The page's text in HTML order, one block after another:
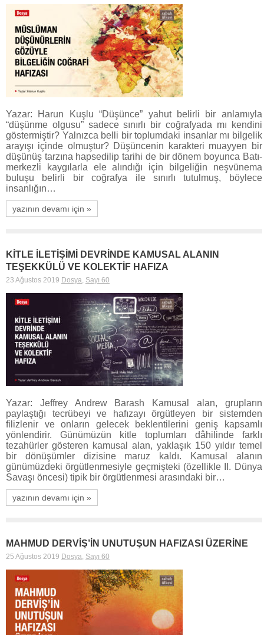
Yazar: Harun Kuşlu “Düşünce” yahut belirli bir anlamıyla
“düşünme olgusu” sadece sınırlı bir coğrafyada mı kendini
göstermiştir? Yalnızca belli bir toplumdaki insanlar mı bilgelik
arayışı içinde olmuştur? Düşüncenin karakteri muayyen bir
düşünüş tarzına hapsedilip tarihi de bir dönem boyunca Batı-
merkezli kaygılarla ele alındığı için bilgeliğin neşvünema
buluşu belirli bir coğrafya ile sınırlı tutulmuş, böylece
insanlığın…
yazının devamı için »
KİTLE İLETİŞİMİ DEVRİNDE KAMUSAL ALANIN
TEŞEKKÜLÜ VE KOLEKTİF HAFIZA
23 Ağustos 2019 Dosya, Sayı 60
Yazar: Jeffrey Andrew Barash Kamusal alan, grupların
paylaştığı tecrübeyi ve hafızayı örgütleyen bir sistemden
filizlenir ve onların gelecek beklentilerini geniş kapsamlı
yönlendirir. Günümüzün kitle toplumları dâhilinde farklı
tezahürler gösteren kamusal alan, yaklaşık 150 yıldır temel
bir dönüşümler dizisine maruz kaldı. Kamusal alanın
günümüzdeki örgütlenmesiyle geçmişteki (özellikle II. Dünya
Savaşı öncesi) tipik bir örgütlenmesi arasındaki bir…
yazının devamı için »
MAHMUD DERVİŞ’İN UNUTUŞUN HAFIZASI ÜZERİNE
25 Ağustos 2019 Dosya, Sayı 60